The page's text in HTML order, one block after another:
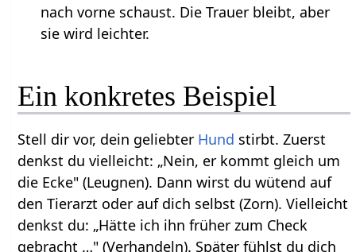
nach vorne schaust. Die Trauer bleibt, aber
sie wird leichter.
Ein konkretes Beispiel
Stell dir vor, dein geliebter Hund stirbt. Zuerst
denkst du vielleicht: „Nein, er kommt gleich um
die Ecke" (Leugnen). Dann wirst du wütend auf
den Tierarzt oder auf dich selbst (Zorn). Vielleicht
denkst du: „Hätte ich ihn früher zum Check
gebracht …" (Verhandeln). Später fühlst du dich